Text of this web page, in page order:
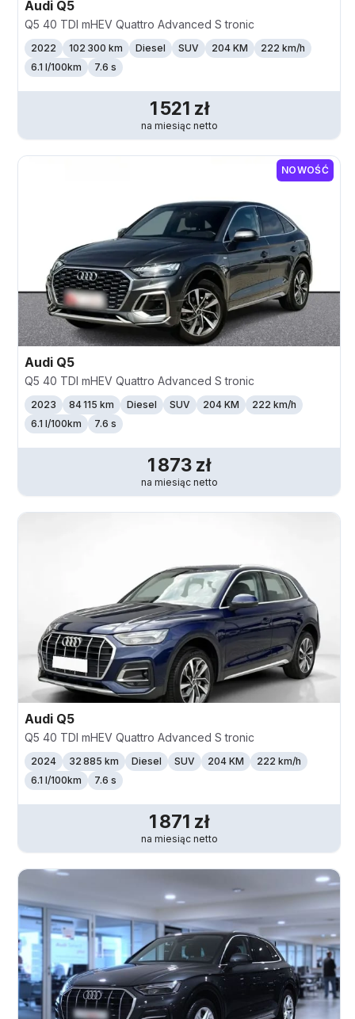
Audi Q5
Q5 40 TDI mHEV Quattro Advanced S tronic
2022 102 300 km Diesel SUV 204 KM 222 km/h
6.1 l/100km
7.6 s
1 521 zł
na miesiąc netto
NOWOŚĆ
Audi Q5
Q5 40 TDI mHEV Quattro Advanced S tronic
2023 84 115 km Diesel SUV 204 KM 222 km/h
6.1 l/100km
7.6 s
1 873 zł
na miesiąc netto
Audi Q5
Q5 40 TDI mHEV Quattro Advanced S tronic
2024 32 885 km Diesel SUV 204 KM 222 km/h
6.1 l/100km
7.6 s
1 871 zł
na miesiąc netto